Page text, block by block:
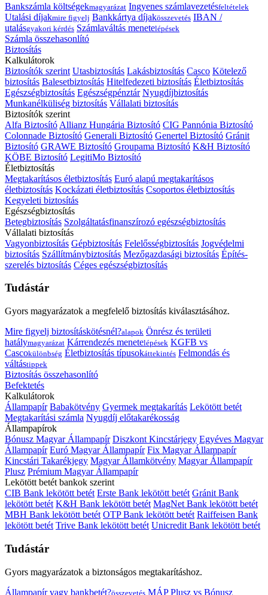
Bankszámla költségekmagyarázat Ingyenes számlavezetésfeltételek
Utalási díjakmire figyelj Bankkártya díjakösszevetés IBAN /
utalásgyakori kérdés Számlaváltás menetelépések
Számla összehasonlító
Biztosítás
Kalkulátorok
Biztosítók szerint Utasbiztosítás Lakásbiztosítás Casco Kötelező
biztosítás Balesetbiztosítás Hitelfedezeti biztosítás Életbiztosítás
Egészségbiztosítás Egészségpénztár Nyugdíjbiztosítás
Munkanélküliség biztosítás Vállalati biztosítás
Biztosítók szerint
Alfa Biztosító Allianz Hungária Biztosító CIG Pannónia Biztosító
Colonnade Biztosító Generali Biztosító Genertel Biztosító Gránit
Biztosító GRAWE Biztosító Groupama Biztosító K&H Biztosító
KÖBE Biztosító LegitiMo Biztosító
Életbiztosítás
Megtakarításos életbiztosítás Euró alapú megtakarításos
életbiztosítás Kockázati életbiztosítás Csoportos életbiztosítás
Kegyeleti biztosítás
Egészségbiztosítás
Betegbiztosítás Szolgáltatásfinanszírozó egészségbiztosítás
Vállalati biztosítás
Vagyonbiztosítás Gépbiztosítás Felelősségbiztosítás Jogvédelmi
biztosítás Szállítmánybiztosítás Mezőgazdasági biztosítás Építés-
szerelés biztosítás Céges egészségbiztosítás
Tudástár
Gyors magyarázatok a megfelelő biztosítás kiválasztásához.
Mire figyelj biztosításkötésnél?alapok Önrész és területi
hatálymagyarázat Kárrendezés menetelépések KGFB vs
Cascokülönbség Életbiztosítás típusokáttekintés Felmondás és
váltástippek
Biztosítás összehasonlító
Befektetés
Kalkulátorok
Állampapír Babakötvény Gyermek megtakarítás Lekötött betét
Megtakarítási számla Nyugdíj előtakarékosság
Állampapírok
Bónusz Magyar Állampapír Diszkont Kincstárjegy Egyéves Magyar
Állampapír Euró Magyar Állampapír Fix Magyar Állampapír
Kincstári Takarékjegy Magyar Államkötvény Magyar Állampapír
Plusz Prémium Magyar Állampapír
Lekötött betét bankok szerint
CIB Bank lekötött betét Erste Bank lekötött betét Gránit Bank
lekötött betét K&H Bank lekötött betét MagNet Bank lekötött betét
MBH Bank lekötött betét OTP Bank lekötött betét Raiffeisen Bank
lekötött betét Trive Bank lekötött betét Unicredit Bank lekötött betét
Tudástár
Gyors magyarázatok a biztonságos megtakarításhoz.
Állampapír vagy bankbetét?összevetés MÁP Plusz vs Bónusz